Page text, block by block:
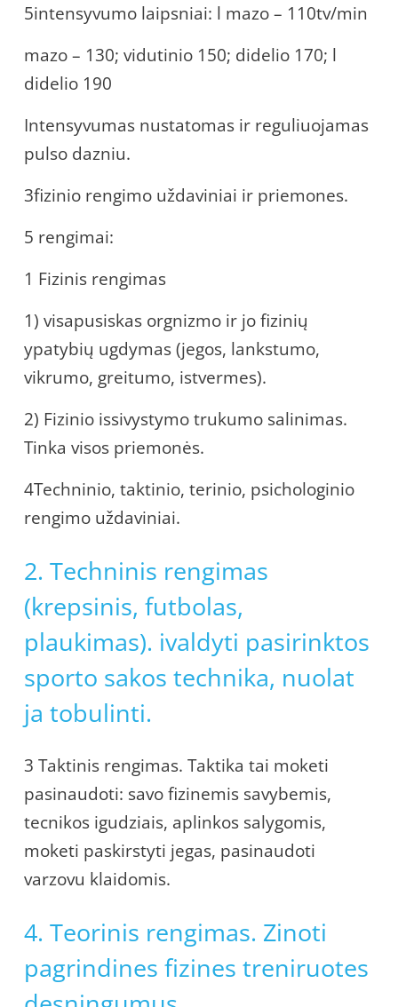
5intensyvumo laipsniai: l mazo – 110tv/min
mazo – 130; vidutinio 150; didelio 170; l
didelio 190
Intensyvumas nustatomas ir reguliuojamas
pulso dazniu.
3fizinio rengimo uždaviniai ir priemones.
5 rengimai:
1 Fizinis rengimas
1) visapusiskas orgnizmo ir jo fizinių
ypatybių ugdymas (jegos, lankstumo,
vikrumo, greitumo, istvermes).
2) Fizinio issivystymo trukumo salinimas.
Tinka visos priemonės.
4Techninio, taktinio, terinio, psichologinio
rengimo uždaviniai.
2. Techninis rengimas
(krepsinis, futbolas,
plaukimas). ivaldyti pasirinktos
sporto sakos technika, nuolat
ja tobulinti.
3 Taktinis rengimas. Taktika tai moketi
pasinaudoti: savo fizinemis savybemis,
tecnikos igudziais, aplinkos salygomis,
moketi paskirstyti jegas, pasinaudoti
varzovu klaidomis.
4. Teorinis rengimas. Zinoti
pagrindines fizines treniruotes